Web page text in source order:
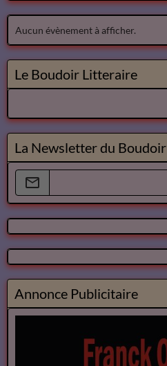
Aucun évènement à afficher.
Le Boudoir Litteraire
La Newsletter du Boudoir
Annonce Publicitaire